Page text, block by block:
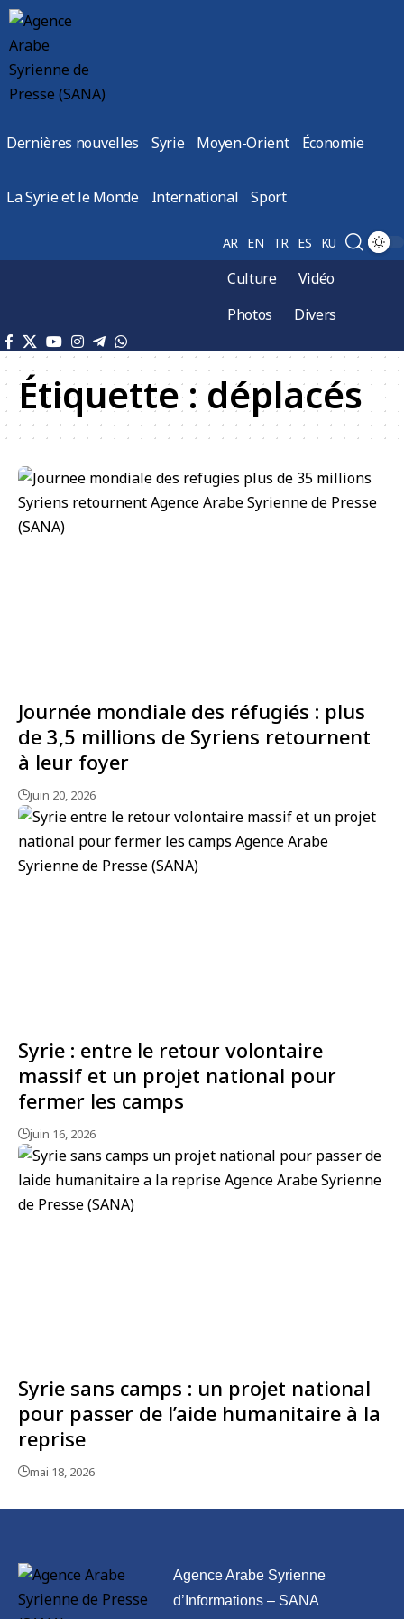
Dernières nouvelles Syrie Moyen-Orient Économie
La Syrie et le Monde International Sport
AR EN TR ES KU
Culture
Vidéo
Photos
Divers
Étiquette : déplacés
Journée mondiale des réfugiés : plus
de 3,5 millions de Syriens retournent
à leur foyer
juin 20, 2026
Syrie : entre le retour volontaire
massif et un projet national pour
fermer les camps
juin 16, 2026
Syrie sans camps : un projet national
pour passer de l’aide humanitaire à la
reprise
mai 18, 2026
Agence Arabe Syrienne
d’Informations – SANA